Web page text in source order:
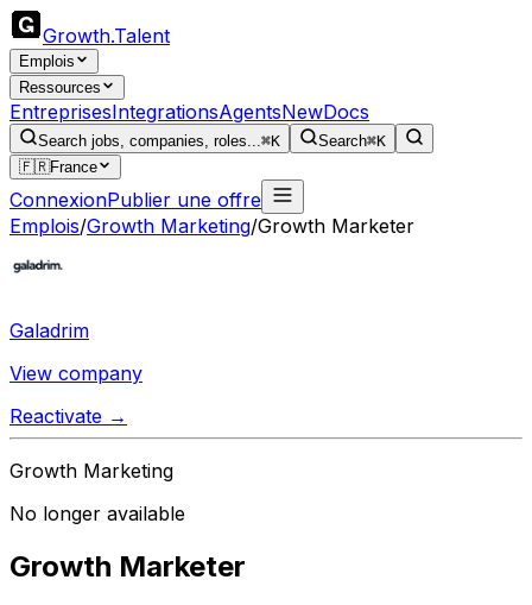
Growth.Talent
Emplois
Ressources
EntreprisesIntegrationsAgentsNewDocs
Search jobs, companies, roles...⌘K Search⌘K
🇫🇷France
ConnexionPublier une offre
Emplois/Growth Marketing/Growth Marketer
Galadrim
View company
Reactivate →
Growth Marketing
No longer available
Growth Marketer